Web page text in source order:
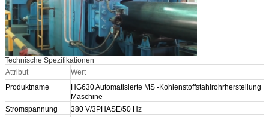
Technische Spezifikationen
Attribut
Wert
Produktname
HG630 Automatisierte MS -Kohlenstoffstahlrohrherstellung
Maschine
Stromspannung
380 V/3PHASE/50 Hz